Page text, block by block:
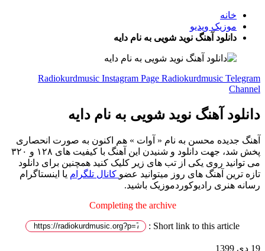
خانه
موزیک ویدیو
دانلود آهنگ نوید شویی به نام دایه
Radiokurdmusic Instagram Page Radiokurdmusic Telegram
Channel
دانلود آهنگ نوید شویی به نام دایه
آهنگ جدیده محسن به نام « آوات » هم اکنون به صورت انحصاری
پخش شد، جهت دانلود و شنیدن این آهنگ با کیفیت های ۱۲۸ و ۳۲۰
می توانید روی یکی از تب های زیر کلیک کنید همچنین برای دانلود
تازه ترین آهنگ های روز میتوانید عضو کانال تلگرام یا اینستاگرام
رسانه هنری رادیوکوردموزیک باشید.
Completing the archive
Short link to this article :
19 دی 1399